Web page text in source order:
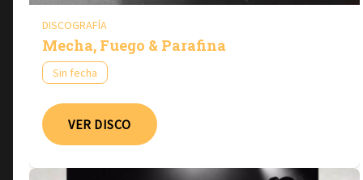
DISCOGRAFÍA
Mecha, Fuego & Parafina
Sin fecha
VER DISCO